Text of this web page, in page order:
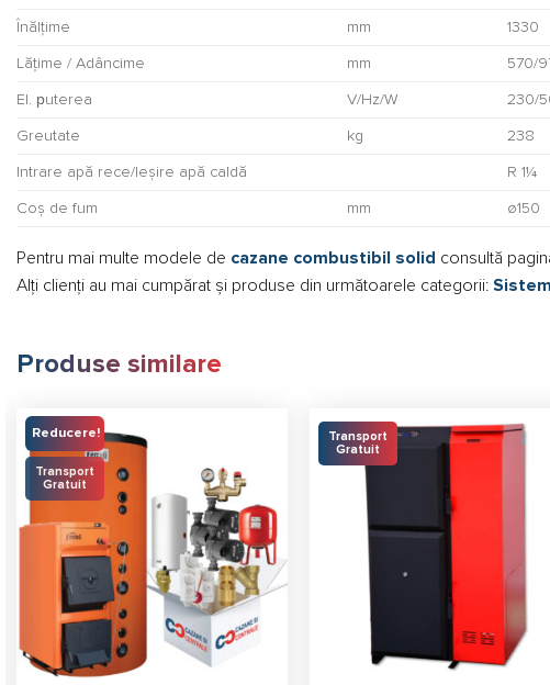
Înălțime mm 1330
Lăţime / Adâncime mm 570/
El. рuterea V/Hz/W 230/
Greutate kg 238
Intrare apă rece/Ieşire apă caldă R 1¼
Coș de fum mm ø150
Pentru mai multe modele de cazane combustibil solid consultă
Alți clienți au mai cumpărat și produse din următoarele categorii:
Produse similare
Reducere!
Transport
Gratuit
Transport
Gratuit